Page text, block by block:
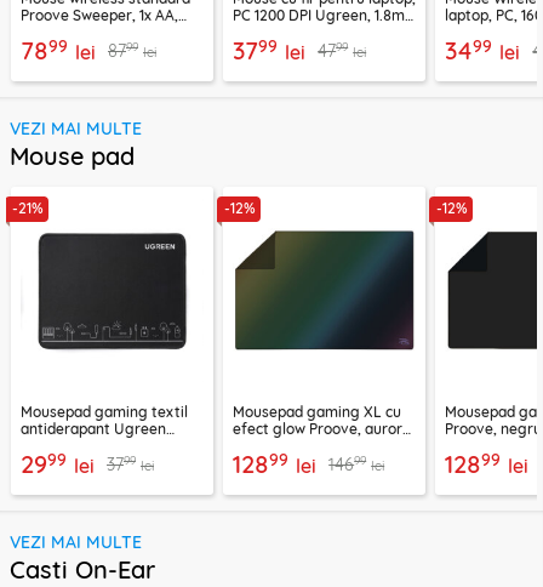
Proove Sweeper, 1x AA,
7899 lei 8799 lei
PC 1200 DPI Ugreen, 1.8m,
3799 lei 4799 lei
laptop, PC,
3499 lei
VEZI MAI MULTE
Mouse pad
-21%
Mousepad gaming textil
antiderapant Ugreen
2999 lei 3799 lei
-12%
Mousepad gaming XL cu
efect glow Proove, aurora,
12899 lei 14699 lei
-12%
Mousepad
Proove,
12899 lei
VEZI MAI MULTE
Casti On-Ear